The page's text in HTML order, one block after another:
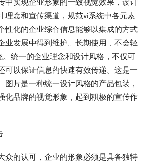
实现企业形象的一致视觉效果，设计
理念和宣传渠道，规范vi系统中各元素
性化的企业综合信息能够以集成的方式
业发展中得到维护。长期使用，不会轻
统一的企业理念和设计风格，不仅可
可以保证信息的快速有效传递。这是一
图片是一种统一设计风格的产品包装，
化品牌的视觉形象，起到积极的宣传作
的认可，企业的形象必须是具备独特